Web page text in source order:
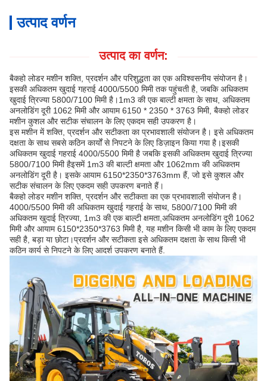
उत्पाद वर्णन
उत्पाद का वर्णन:
बैकहो लोडर मशीन शक्ति, प्रदर्शन और परिशुद्धता का एक अविश्वसनीय संयोजन है।
इसकी अधिकतम खुदाई गहराई 4000/5500 मिमी तक पहुंचती है, जबकि अधिकतम
खुदाई त्रिज्या 5800/7100 मिमी है।1m3 की एक बाल्टी क्षमता के साथ, अधिकतम
अनलोडिंग दूरी 1062 मिमी और आयाम 6150 * 2350 * 3763 मिमी, बैकहो लोडर
मशीन कुशल और सटीक संचालन के लिए एकदम सही उपकरण है।
इस मशीन में शक्ति, प्रदर्शन और सटीकता का प्रभावशाली संयोजन है। इसे अधिकतम
दक्षता के साथ सबसे कठिन कार्यों से निपटने के लिए डिज़ाइन किया गया है।इसकी
अधिकतम खुदाई गहराई 4000/5500 मिमी है जबकि इसकी अधिकतम खुदाई त्रिज्या
5800/7100 मिमी हैइसमें 1m3 की बाल्टी क्षमता और 1062mm की अधिकतम
अनलोडिंग दूरी है। इसके आयाम 6150*2350*3763mm हैं, जो इसे कुशल और
सटीक संचालन के लिए एकदम सही उपकरण बनाते हैं।
बैकहो लोडर मशीन शक्ति, प्रदर्शन और सटीकता का एक प्रभावशाली संयोजन है।
4000/5500 मिमी की अधिकतम खुदाई गहराई के साथ, 5800/7100 मिमी की
अधिकतम खुदाई त्रिज्या, 1m3 की एक बाल्टी क्षमता,अधिकतम अनलोडिंग दूरी 1062
मिमी और आयाम 6150*2350*3763 मिमी है, यह मशीन किसी भी काम के लिए एकदम
सही है, बड़ा या छोटा।प्रदर्शन और सटीकता इसे अधिकतम दक्षता के साथ किसी भी
कठिन कार्य से निपटने के लिए आदर्श उपकरण बनाते हैं.